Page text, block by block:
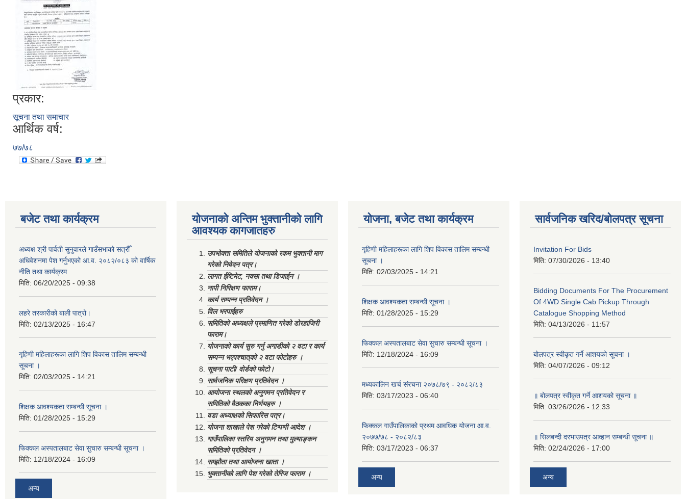
प्रकार:
सूचना तथा समाचार
आर्थिक वर्ष:
७७/७८
बजेट तथा कार्यक्रम
अध्यक्ष श्री पार्वती सुनुवारले गाउँसभाको सत्रौँ
अधिवेशनमा पेश गर्नुभएको आ.व. २०८२/०८३ को वार्षिक
नीति तथा कार्यक्रम
मिति: 06/20/2025 - 09:38
लहरे तरकारीको बाली पात्रो।
मिति: 02/13/2025 - 16:47
गृहिणी महिलाहरूका लागि शिप विकास तालिम सम्बन्धी
सूचना ‌।
मिति: 02/03/2025 - 14:21
शिक्षक आवश्यकता सम्बन्धी सूचना ।
मिति: 01/28/2025 - 15:29
फिक्कल अस्पतालबाट सेवा सुचारु सम्बन्धी सूचना ।
मिति: 12/18/2024 - 16:09
अन्य
योजनाको अन्तिम भुक्तानीको लागि
आवश्यक कागजातहरु
उपभोक्ता समितिले योजनाको रकम भुक्तानी माग
गरेको निवेदन पत्र।
लागत ईष्टिमेट, नक्सा तथा डिजाईन ।
नापी निरिक्षण फाराम।
कार्य सम्पन्न प्रतिवेदन ।
विल भरपाईहरु
समितिको अध्यक्षले प्रमाणित गरेको डोरहाजिरी
फाराम।
योजनाको कार्य सुरु गर्नु अगाडीको २ वटा र कार्य
सम्पन्न भएपश्चात्‌को २ वटा फोटोहरु ।
सूचना पाटी/ वोर्डको फोटो।
सार्वजनिक परिक्षण प्रतिवेदन ।
आयोजना स्थलको अनुगमन प्रतिवेदन र
समितिको वैठकका निर्णयहरु ।
वडा अध्याक्षको सिफारिस पत्र।
योजना शाखाले पेश गरेको टिप्पणी आदेश ।
गाउँपालिका स्तरिय अनुगमन तथा मुल्याङ्कन
समितिको प्रतिवेदन ।
सम्झौता तथा आयोजना खाता ।
भुक्तानीको लागि पेश गरेको तेरिज फाराम ।
योजना, बजेट तथा कार्यक्रम
गृहिणी महिलाहरूका लागि शिप विकास तालिम सम्बन्धी
सूचना ‌।
मिति: 02/03/2025 - 14:21
शिक्षक आवश्यकता सम्बन्धी सूचना ।
मिति: 01/28/2025 - 15:29
फिक्कल अस्पतालबाट सेवा सुचारु सम्बन्धी सूचना ।
मिति: 12/18/2024 - 16:09
मध्यकालिन खर्च संरचना २०७८/७९ - २०८२/८३
मिति: 03/17/2023 - 06:40
फिक्कल गाउँपालिकाको प्रथम आवधिक योजना आ.व.
२०७७/७८ - २०८२/८३
मिति: 03/17/2023 - 06:37
अन्य
सार्वजनिक खरिद/बोलपत्र सूचना
Invitation For Bids
मिति: 07/30/2026 - 13:40
Bidding Documents For The Procurement
Of 4WD Single Cab Pickup Through
Catalogue Shopping Method
मिति: 04/13/2026 - 11:57
बोलपत्र स्वीकृत गर्ने आशयको सूचना ।
मिति: 04/07/2026 - 09:12
॥ बोलपत्र स्वीकृत गर्ने आशयको सूचना ॥
मिति: 03/26/2026 - 12:33
॥ सिलबन्दी दरभाउपत्र आव्हान सम्बन्धी सूचना ॥
मिति: 02/24/2026 - 17:00
अन्य